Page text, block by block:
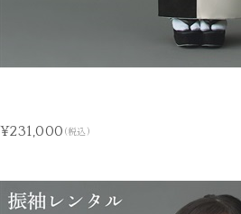
¥231,000 (税込)